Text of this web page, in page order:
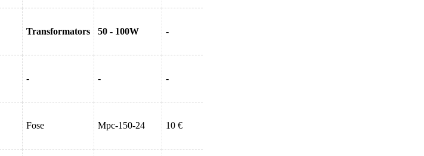
Transformators 50 - 100W -
- - -
Fose Mpc-150-24 10 €